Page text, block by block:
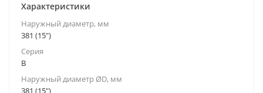
Характеристики
Наружный диаметр, мм
381 (15")
Серия
B
Наружный диаметр ØD, мм
381 (15")